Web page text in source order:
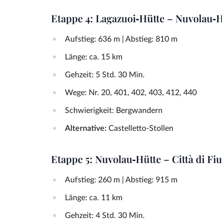
Etappe 4: Lagazuoi‑Hütte –
Aufstieg: 636 m | Abstieg: 810 m
Länge: ca. 15 km
Gehzeit: 5 Std. 30 Min.
Wege: Nr. 20, 401, 402, 403, 412, 440
Schwierigkeit: Bergwandern
Alternative: Castelletto‑Stollen
Etappe 5: Nuvolau‑Hütte – Città di
Aufstieg: 260 m | Abstieg: 915 m
Länge: ca. 11 km
Gehzeit: 4 Std. 30 Min.